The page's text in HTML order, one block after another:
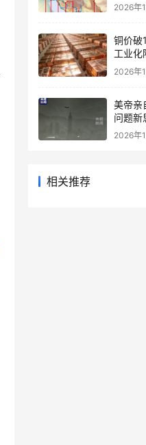
2026年
铜价破
工业化
国当年
再也复
2026年
美帝亲
问题新
2026年
相关推荐